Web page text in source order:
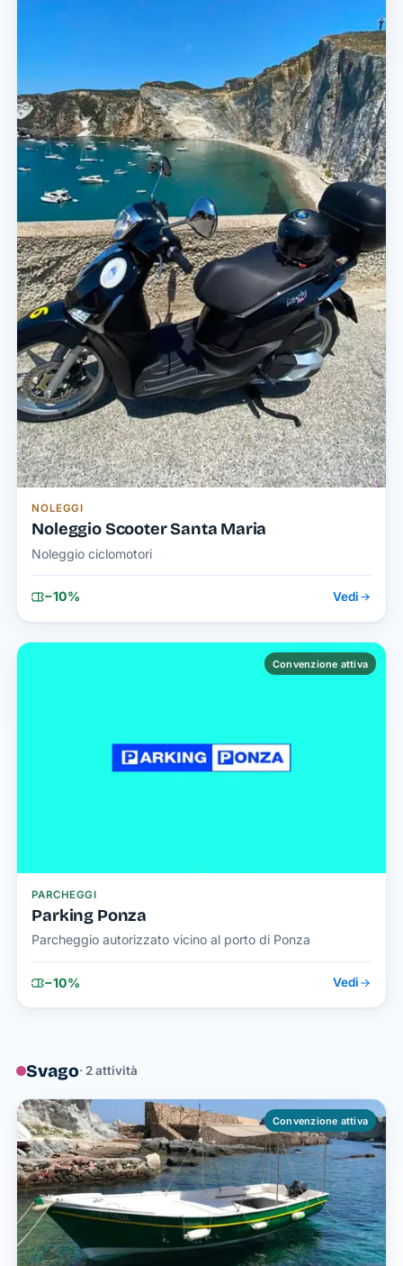
NOLEGGI
Noleggio Scooter Santa Maria
Noleggio ciclomotori
−10% Vedi
PARCHEGGI
Parking Ponza
Parcheggio autorizzato vicino al porto di Ponza
−10% Vedi
Convenzione attiva
Svago· 2 attività
Convenzione attiva